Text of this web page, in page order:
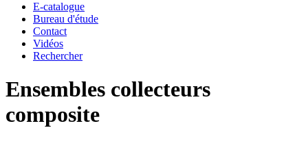
E-catalogue
Bureau d'étude
Contact
Vidéos
Rechercher
Ensembles collecteurs
composite